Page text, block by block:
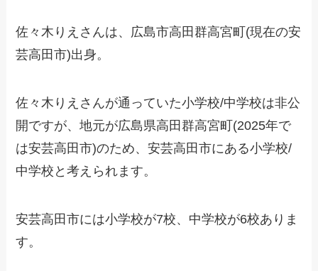
佐々木りえさんは、広島市高田群高宮町(現在の安
芸高田市)出身。
佐々木りえさんが通っていた小学校/中学校は非公
開ですが、地元が広島県高田群高宮町(2025年で
は安芸高田市)のため、安芸高田市にある小学校/
中学校と考えられます。
安芸高田市には小学校が7校、中学校が6校ありま
す。